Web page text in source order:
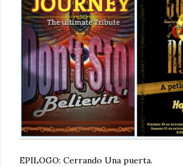
EPILOGO: Cerrando Una puerta.